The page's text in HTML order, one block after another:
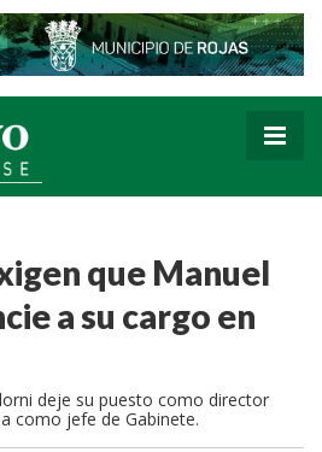
que Manuel
a su cargo en
deje su puesto como director
como jefe de Gabinete.